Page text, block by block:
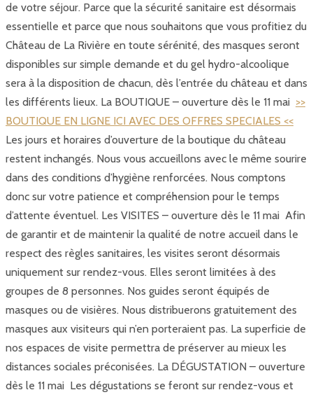
de votre séjour. Parce que la sécurité sanitaire est désormais
essentielle et parce que nous souhaitons que vous profitiez du
Château de La Rivière en toute sérénité, des masques seront
disponibles sur simple demande et du gel hydro-alcoolique
sera à la disposition de chacun, dès l’entrée du château et dans
les différents lieux. La BOUTIQUE – ouverture dès le 11 mai >>
BOUTIQUE EN LIGNE ICI AVEC DES OFFRES SPECIALES <<
Les jours et horaires d’ouverture de la boutique du château
restent inchangés. Nous vous accueillons avec le même sourire
dans des conditions d’hygiène renforcées. Nous comptons
donc sur votre patience et compréhension pour le temps
d’attente éventuel. Les VISITES – ouverture dès le 11 mai Afin
de garantir et de maintenir la qualité de notre accueil dans le
respect des règles sanitaires, les visites seront désormais
uniquement sur rendez-vous. Elles seront limitées à des
groupes de 8 personnes. Nos guides seront équipés de
masques ou de visières. Nous distribuerons gratuitement des
masques aux visiteurs qui n’en porteraient pas. La superficie de
nos espaces de visite permettra de préserver au mieux les
distances sociales préconisées. La DÉGUSTATION – ouverture
dès le 11 mai Les dégustations se feront sur rendez-vous et